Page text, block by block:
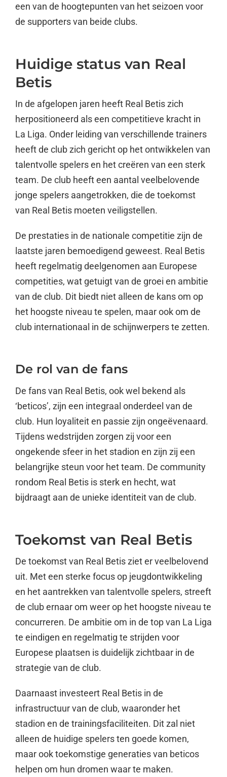
een van de hoogtepunten van het seizoen voor
de supporters van beide clubs.
Huidige status van Real
Betis
In de afgelopen jaren heeft Real Betis zich
herpositioneerd als een competitieve kracht in
La Liga. Onder leiding van verschillende trainers
heeft de club zich gericht op het ontwikkelen van
talentvolle spelers en het creëren van een sterk
team. De club heeft een aantal veelbelovende
jonge spelers aangetrokken, die de toekomst
van Real Betis moeten veiligstellen.
De prestaties in de nationale competitie zijn de
laatste jaren bemoedigend geweest. Real Betis
heeft regelmatig deelgenomen aan Europese
competities, wat getuigt van de groei en ambitie
van de club. Dit biedt niet alleen de kans om op
het hoogste niveau te spelen, maar ook om de
club internationaal in de schijnwerpers te zetten.
De rol van de fans
De fans van Real Betis, ook wel bekend als
‘beticos’, zijn een integraal onderdeel van de
club. Hun loyaliteit en passie zijn ongeëvenaard.
Tijdens wedstrijden zorgen zij voor een
ongekende sfeer in het stadion en zijn zij een
belangrijke steun voor het team. De community
rondom Real Betis is sterk en hecht, wat
bijdraagt aan de unieke identiteit van de club.
Toekomst van Real Betis
De toekomst van Real Betis ziet er veelbelovend
uit. Met een sterke focus op jeugdontwikkeling
en het aantrekken van talentvolle spelers, streeft
de club ernaar om weer op het hoogste niveau te
concurreren. De ambitie om in de top van La Liga
te eindigen en regelmatig te strijden voor
Europese plaatsen is duidelijk zichtbaar in de
strategie van de club.
Daarnaast investeert Real Betis in de
infrastructuur van de club, waaronder het
stadion en de trainingsfaciliteiten. Dit zal niet
alleen de huidige spelers ten goede komen,
maar ook toekomstige generaties van beticos
helpen om hun dromen waar te maken.